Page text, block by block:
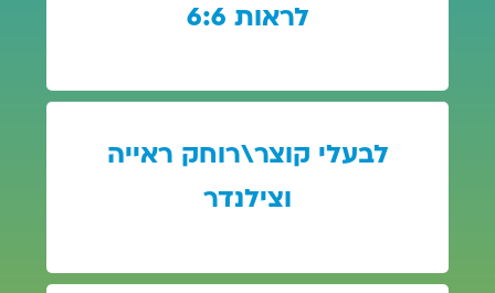
לראות 6:6
לבעלי קוצר\רוחק ראייה
וצילנדר